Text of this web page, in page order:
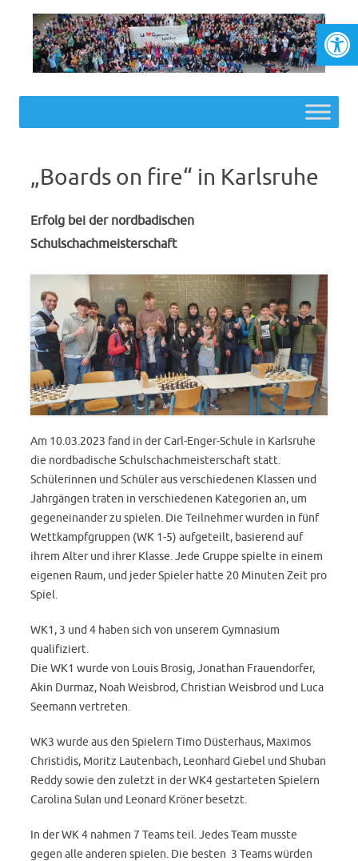
„Boards on fire“ in Karlsruhe
Erfolg bei der nordbadischen
Schulschachmeisterschaft
Am 10.03.2023 fand in der Carl-Enger-Schule in Karlsruhe
die nordbadische Schulschachmeisterschaft statt.
Schülerinnen und Schüler aus verschiedenen Klassen und
Jahrgängen traten in verschiedenen Kategorien an, um
gegeneinander zu spielen. Die Teilnehmer wurden in fünf
Wettkampfgruppen (WK 1-5) aufgeteilt, basierend auf
ihrem Alter und ihrer Klasse. Jede Gruppe spielte in einem
eigenen Raum, und jeder Spieler hatte 20 Minuten Zeit pro
Spiel.
WK1, 3 und 4 haben sich von unserem Gymnasium
qualifiziert.
Die WK1 wurde von Louis Brosig, Jonathan Frauendorfer,
Akin Durmaz, Noah Weisbrod, Christian Weisbrod und Luca
Seemann vertreten.
WK3 wurde aus den Spielern Timo Düsterhaus, Maximos
Christidis, Moritz Lautenbach, Leonhard Giebel und Shuban
Reddy sowie den zuletzt in der WK4 gestarteten Spielern
Carolina Sulan und Leonard Kröner besetzt.
In der WK 4 nahmen 7 Teams teil. Jedes Team musste
gegen alle anderen spielen. Die besten 3 Teams würden